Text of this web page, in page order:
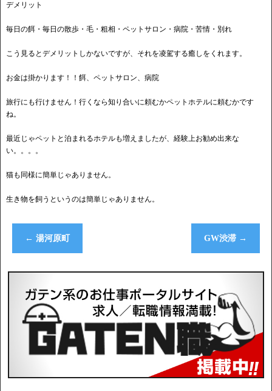
デメリット
毎日の餌・毎日の散歩・毛・粗相・ペットサロン・病院・苦情・別れ
こう見るとデメリットしかないですが、それを凌駕する癒しをくれます。
お金は掛かります！！餌、ペットサロン、病院
旅行にも行けません！行くなら知り合いに頼むかペットホテルに頼むかです
ね。
最近じゃペットと泊まれるホテルも増えましたが、経験上お勧め出来な
い。。。。
猫も同様に簡単じゃありません。
生き物を飼うというのは簡単じゃありません。
← 湯河原町 GW渋滞 →